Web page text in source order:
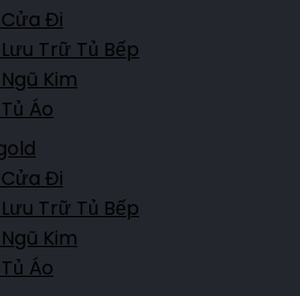
TP. Lạng Sơn
Bắc Kạn
Cửa Đi
Trữ Tủ Bếp
Kim
Áo
Cửa Đi
Trữ Tủ Bếp
Kim
Áo